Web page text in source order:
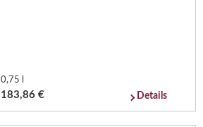
0,75 l
183,86 € Details